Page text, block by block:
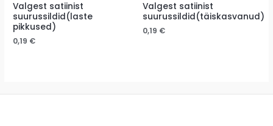
Valgest satiinist
suurussildid(laste
pikkused)
0,19 €
Valgest satiinist
suurussildid(täiskasvanud)
0,19 €